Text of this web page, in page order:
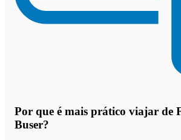
Por que é mais prático viajar de
Buser?